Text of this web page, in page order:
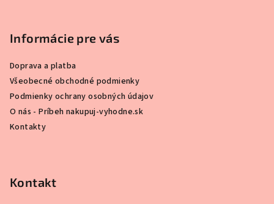
Informácie pre vás
Doprava a platba
Všeobecné obchodné podmienky
Podmienky ochrany osobných údajov
O nás - Príbeh nakupuj-vyhodne.sk
Kontakty
Kontakt